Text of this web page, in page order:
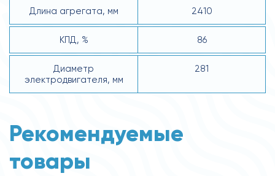
Длина агрегата, мм 2410
КПД, % 86
Диаметр
электродвигателя, мм
281
Рекомендуемые
товары